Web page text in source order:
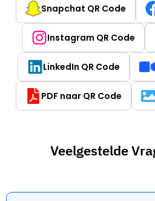
Snapchat QR Code
Instagram QR Code
LinkedIn QR Code
PDF naar QR Code
Veelgestelde